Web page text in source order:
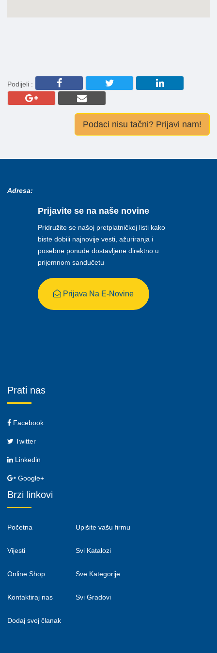
Podijeli :
Podaci nisu tačni? Prijavi nam!
Adresa:
Prijavite se na naše novine
Pridružite se našoj pretplatničkoj listi kako
biste dobili najnovije vesti, ažuriranja i
posebne ponude dostavljene direktno u
prijemnom sandučetu
Prijava Na E-Novine
Prati nas
Facebook
Twitter
Linkedin
Google+
Brzi linkovi
Početna
Vijesti
Online Shop
Kontaktiraj nas
Dodaj svoj članak
Upišite vašu firmu
Svi Katalozi
Sve Kategorije
Svi Gradovi